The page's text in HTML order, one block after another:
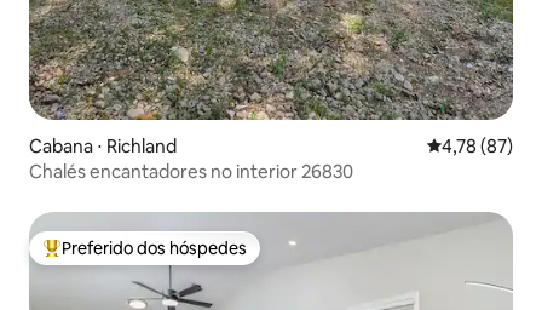
Cabana ⋅ Richland 4,78 de uma
4,78 (87)
Chalés encantadores no interior 26830
Entre os melhores preferidos dos hóspedes
Preferido dos hóspedes